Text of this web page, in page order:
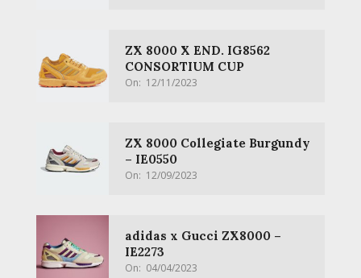
ZX 8000 X END. IG8562
CONSORTIUM CUP
On: 12/11/2023
ZX 8000 Collegiate Burgundy
– IE0550
On: 12/09/2023
adidas x Gucci ZX8000 –
IE2273
On: 04/04/2023